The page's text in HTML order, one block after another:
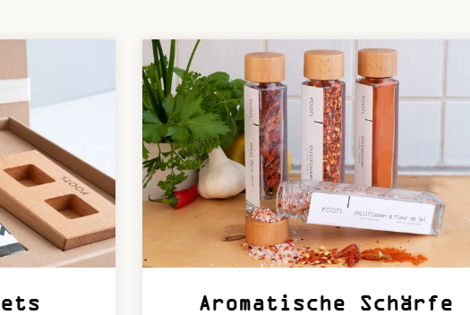
Aromatische Schärfe